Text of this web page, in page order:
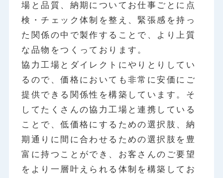
場と品質、納期についてお仕事ごとに点
検・チェック体制を整え、緊張感を持っ
た関係の中で製作することで、より上質
な品物をつくっております。
協力工場とダイレクトにやりとりしてい
るので、価格においても非常に安価にご
提供できる関係性を構築しています。そ
してたくさんの協力工場と連携している
ことで、低価格にするための選択肢、納
期通りに間に合わせるための選択肢を豊
富に持つことができ、お客さんのご要望
をより一層叶えられる体制を構築してお